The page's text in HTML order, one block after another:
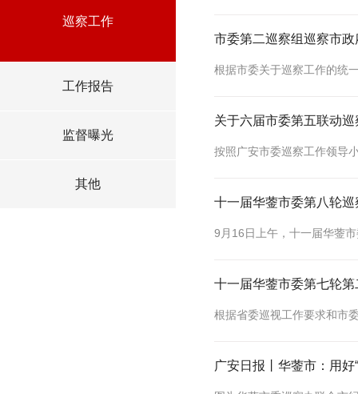
巡察工作
工作报告
监督曝光
其他
市委第二巡察组巡察市
关于六届市委第五联动
十一届华蓥市委第八轮
十一届华蓥市委第七轮
广安日报丨华蓥市：用